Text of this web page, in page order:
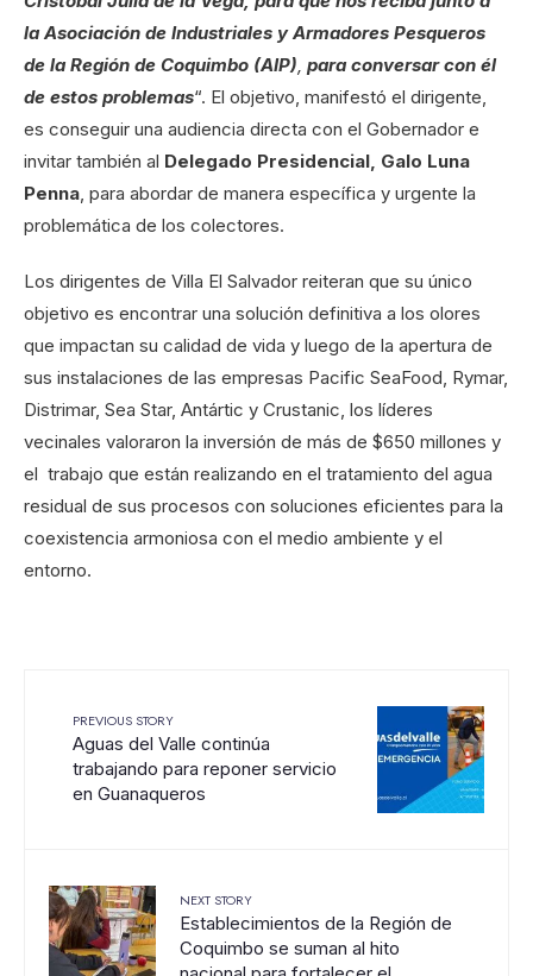
la Asociación de Industriales y Armadores Pesqueros
de la Región de Coquimbo (AIP) para conversar con él
de estos problemas“. El objetivo, manifestó el dirigente,
es conseguir una audiencia directa con el Gobernador e
invitar también al Delegado Presidencial, Galo Luna
Penna , para abordar de manera específica y urgente la
problemática de los colectores.
Los dirigentes de Villa El Salvador reiteran que su único
objetivo es encontrar una solución definitiva a los olores
que impactan su calidad de vida y luego de la apertura de
sus instalaciones de las empresas Pacific SeaFood, Rymar,
Distrimar, Sea Star, Antártic y Crustanic, los líderes
vecinales valoraron la inversión de más de $650 millones y
el trabajo que están realizando en el tratamiento del agua
residual de sus procesos con soluciones eficientes para la
coexistencia armoniosa con el medio ambiente y el
entorno.
PREVIOUS STORY
Aguas del Valle continúa
trabajando para reponer servicio
en Guanaqueros
NEXT STORY
Establecimientos de la Región de
Coquimbo se suman al hito